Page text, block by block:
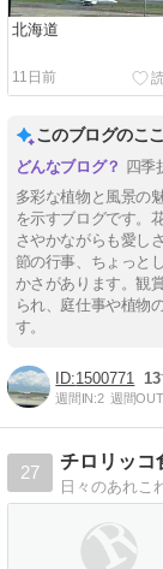
北海道
11日前
このブログのこ
四季
多彩な植物と風景の
を示すブログです。
さやかながらも愛し
節の行事、ちょっと
かさがあります。観
られ、庭仕事や植物
す。
1500771 13
週間IN:2 週間OUT:
27
チロリッコ
日々のあれこ